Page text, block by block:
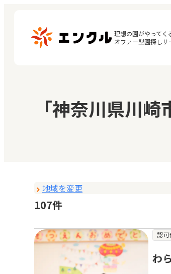
理想の園がやってく
オファー型園探しサ
保育園・幼稚園を探す
地図から探す
「神奈川県川
地域を変更
107件
認可
わ